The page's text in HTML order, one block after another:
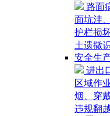
路面
面坑洼
护栏损
土遗撒
安全生
进出
区域作
烟、穿
违规翻